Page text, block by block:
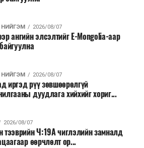
бүрдүүлэлтэд Нийслэлийн
онцгойлон анхаарч
сайд үүрэг болгожээ.
системд бүртгэснээр мах
үлдэгдэл ил тод болно. Мөн
зориулалтын бусаар ашиглах
хүртээмжийг нэмэгдүүлэх,
боломжтой гэж үзжээ.
махаа шууд худалдан авах,
дамжуулан бүтээгдэхүүнээ
2026/08/07
ангийн элсэлтийг E-Mongolia-аар
2026/08/07
иргэд рүү зөвшөөрөлгүй
дуудлага хийхийг хориг...
2026/08/07
тээврийн Ч:19А чиглэлийн замналд
өөрчлөлт ор...